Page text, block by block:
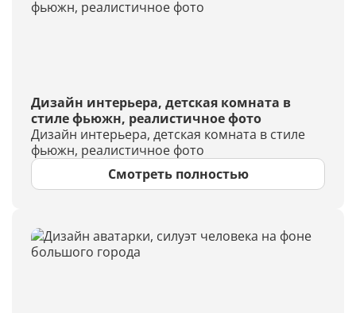
Дизайн интерьера, детская комната в
стиле фьюжн, реалистичное фото
Дизайн интерьера, детская комната в стиле
фьюжн, реалистичное фото
Смотреть полностью